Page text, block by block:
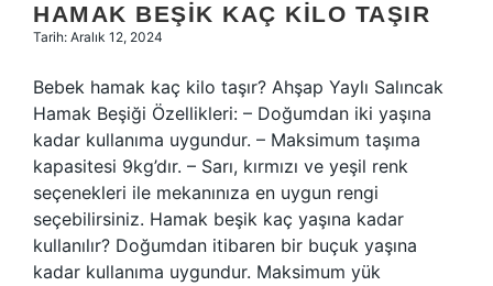
HAMAK BEŞIK KAÇ KILO TAŞIR
Tarih: Aralık 12, 2024
Bebek hamak kaç kilo taşır? Ahşap Yaylı Salıncak
Hamak Beşiği Özellikleri: – Doğumdan iki yaşına
kadar kullanıma uygundur. – Maksimum taşıma
kapasitesi 9kg’dır. – Sarı, kırmızı ve yeşil renk
seçenekleri ile mekanınıza en uygun rengi
seçebilirsiniz. Hamak beşik kaç yaşına kadar
kullanılır? Doğumdan itibaren bir buçuk yaşına
kadar kullanıma uygundur. Maksimum yük